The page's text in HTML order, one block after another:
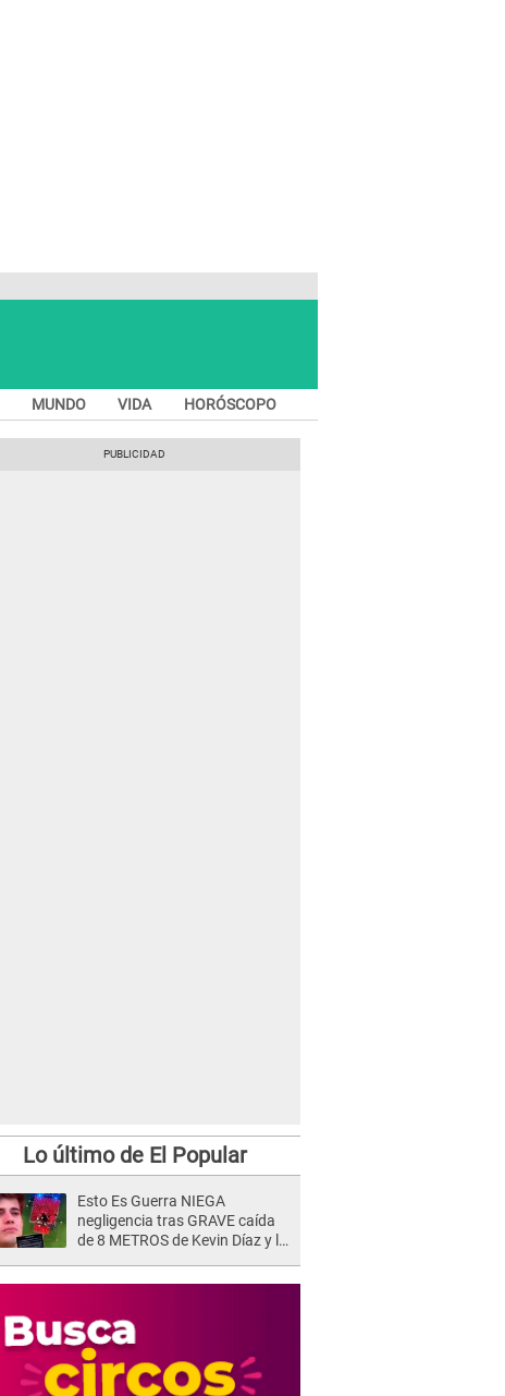
MUNDO VIDA HORÓSCOPO
Lo último de El Popular
Esto Es Guerra NIEGA
negligencia tras GRAVE caída
de 8 METROS de Kevin Díaz y lo